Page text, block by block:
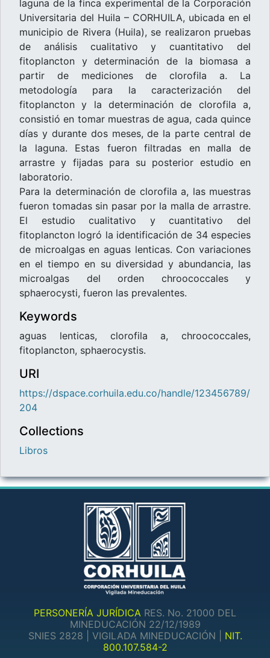
laguna de la finca experimental de la Corporación
Universitaria del Huila – CORHUILA, ubicada en el
municipio de Rivera (Huila), se realizaron pruebas
de análisis cualitativo y cuantitativo del
fitoplancton y determinación de la biomasa a
partir de mediciones de clorofila a. La
metodología para la caracterización del
fitoplancton y la determinación de clorofila a,
consistió en tomar muestras de agua, cada quince
días y durante dos meses, de la parte central de
la laguna. Estas fueron filtradas en malla de
arrastre y fijadas para su posterior estudio en
laboratorio.
Para la determinación de clorofila a, las muestras
fueron tomadas sin pasar por la malla de arrastre.
El estudio cualitativo y cuantitativo del
fitoplancton logró la identificación de 34 especies
de microalgas en aguas lenticas. Con variaciones
en el tiempo en su diversidad y abundancia, las
microalgas del orden chroococcales y
sphaerocysti, fueron las prevalentes.
Keywords
aguas lenticas, clorofila a, chroococcales,
fitoplancton, sphaerocystis.
URI
https://dspace.corhuila.edu.co/handle/123456789/
204
Collections
Libros
PERSONERÍA JURÍDICA RES. No. 21000 DEL
MINEDUCACIÓN 22/12/1989
SNIES 2828 | VIGILADA MINEDUCACIÓN | NIT.
800.107.584-2